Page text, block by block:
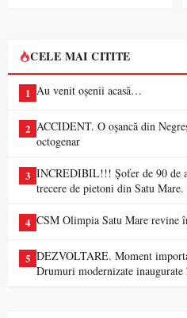
CELE MAI CITITE
1 Au venit oșenii acasă…
2 ACCIDENT. O oșancă din
octogenar
3 INCREDIBIL!!! Șofer de 90 de
trecere de pietoni din Satu
4 CSM Olimpia Satu Mare revine
5 DEZVOLTARE. Moment
Drumuri modernizate